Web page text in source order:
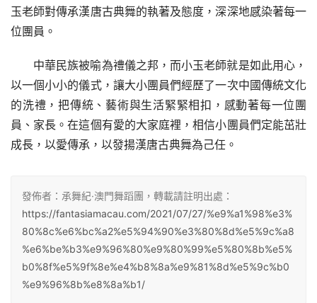
玉老師對傳承漢唐古典舞的執著及態度，深深地感染著每一
位團員。
中華民族被喻為禮儀之邦，而小玉老師就是如此用心，
以一個小小的儀式，讓大小團員們經歷了一次中國傳統文化
的洗禮，把傳統、藝術與生活緊緊相扣，感動著每一位團
員、家長。在這個有愛的大家庭裡，相信小團員們定能茁壯
成長，以愛傳承，以發揚漢唐古典舞為己任。
發佈者：承舞紀·澳門舞蹈團，轉載請註明出處：
https://fantasiamacau.com/2021/07/27/%e9%a1%98%e3%
80%8c%e6%bc%a2%e5%94%90%e3%80%8d%e5%9c%a8
%e6%be%b3%e9%96%80%e9%80%99%e5%80%8b%e5%
b0%8f%e5%9f%8e%e4%b8%8a%e9%81%8d%e5%9c%b0
%e9%96%8b%e8%8a%b1/